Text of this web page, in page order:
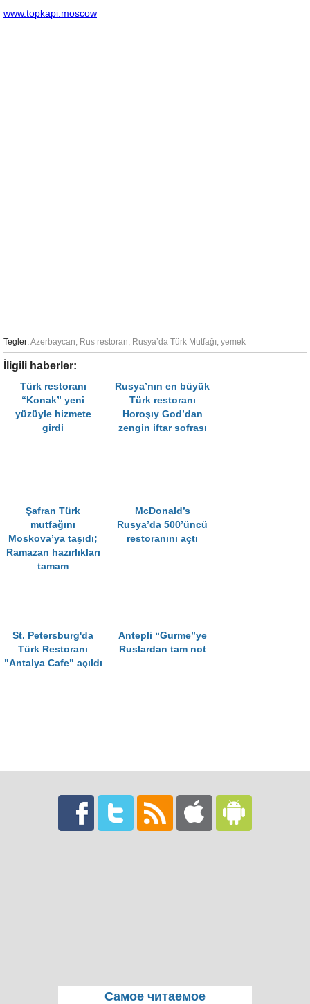
www.topkapi.moscow
Tegler:Azerbaycan, Rus restoran, Rusya’da Türk Mutfağı, yemek
İligili haberler:
Türk restoranı
“Konak” yeni
yüzüyle hizmete
girdi
Rusya’nın en büyük
Türk restoranı
Horoşıy God’dan
zengin iftar sofrası
Şafran Türk
mutfağını
Moskova’ya taşıdı;
Ramazan hazırlıkları
tamam
McDonald’s
Rusya’da 500’üncü
restoranını açtı
St. Petersburg'da
Türk Restoranı
"Antalya Cafe" açıldı
Antepli “Gurme”ye
Ruslardan tam not
Самое читаемое